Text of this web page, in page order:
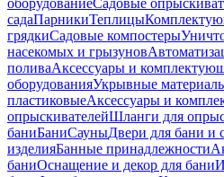
оборудованиеСадовые
садаПарникиТеплицы
грядкиСадовые компостеры
насекомых и грызунов
поливаАксессуары и
оборудованияУкрывные
пластиковыеАксессуары и
опрыскивателейШланги для
баниБаниСауныДвери для бани и
изделияБанные принадлежности
баниОснащение и декор для бани